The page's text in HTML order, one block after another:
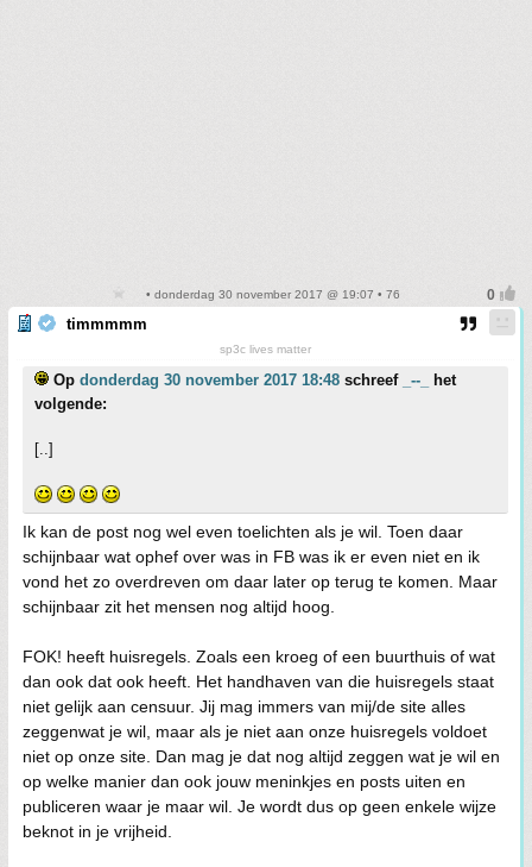
• donderdag 30 november 2017 @ 19:07 • 76
timmmmm
sp3c lives matter
Op donderdag 30 november 2017 18:48 schreef _--_
het
volgende:
[..]
Ik kan de post nog wel even toelichten als je wil. Toen daar
schijnbaar wat ophef over was in FB was ik er even niet en ik
vond het zo overdreven om daar later op terug te komen. Maar
schijnbaar zit het mensen nog altijd hoog.
FOK! heeft huisregels. Zoals een kroeg of een buurthuis of wat
dan ook dat ook heeft. Het handhaven van die huisregels staat
niet gelijk aan censuur. Jij mag immers van mij/de site alles
zeggenwat je wil, maar als je niet aan onze huisregels voldoet
niet op onze site. Dan mag je dat nog altijd zeggen wat je wil en
op welke manier dan ook jouw meninkjes en posts uiten en
publiceren waar je maar wil. Je wordt dus op geen enkele wijze
beknot in je vrijheid.